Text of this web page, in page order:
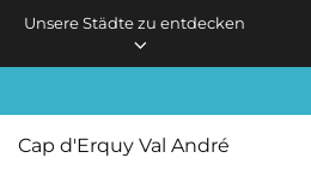
Skip to main content
Unsere Städte zu entdecken
Cap d'Erquy Val André